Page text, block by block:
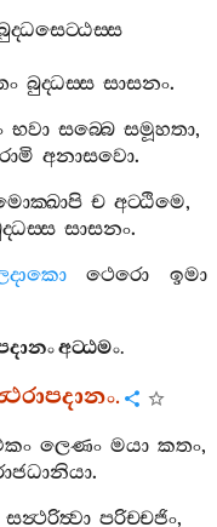
බුද‍්ධස‍්ස සාසනං.
භවා සබ‍්බෙ සමූහතා,
අනාසවො.
ච අට‍්ඨිමෙ,
සාසනං.
ථෙරො
ඉමා
අට‍්ඨමං.
.
ලෙණං මයා කතං,
.
සන්‍ථරිත්‍වා පරිච‍්චජිං,